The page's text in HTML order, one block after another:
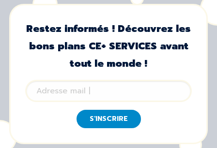
Restez informés ! Découvrez les
bons plans CE+ SERVICES avant
tout le monde !
S'INSCRIRE